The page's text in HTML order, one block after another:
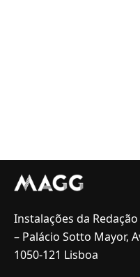
Instalações da
– Palácio Sotto Mayor,
1050-121 Lisboa